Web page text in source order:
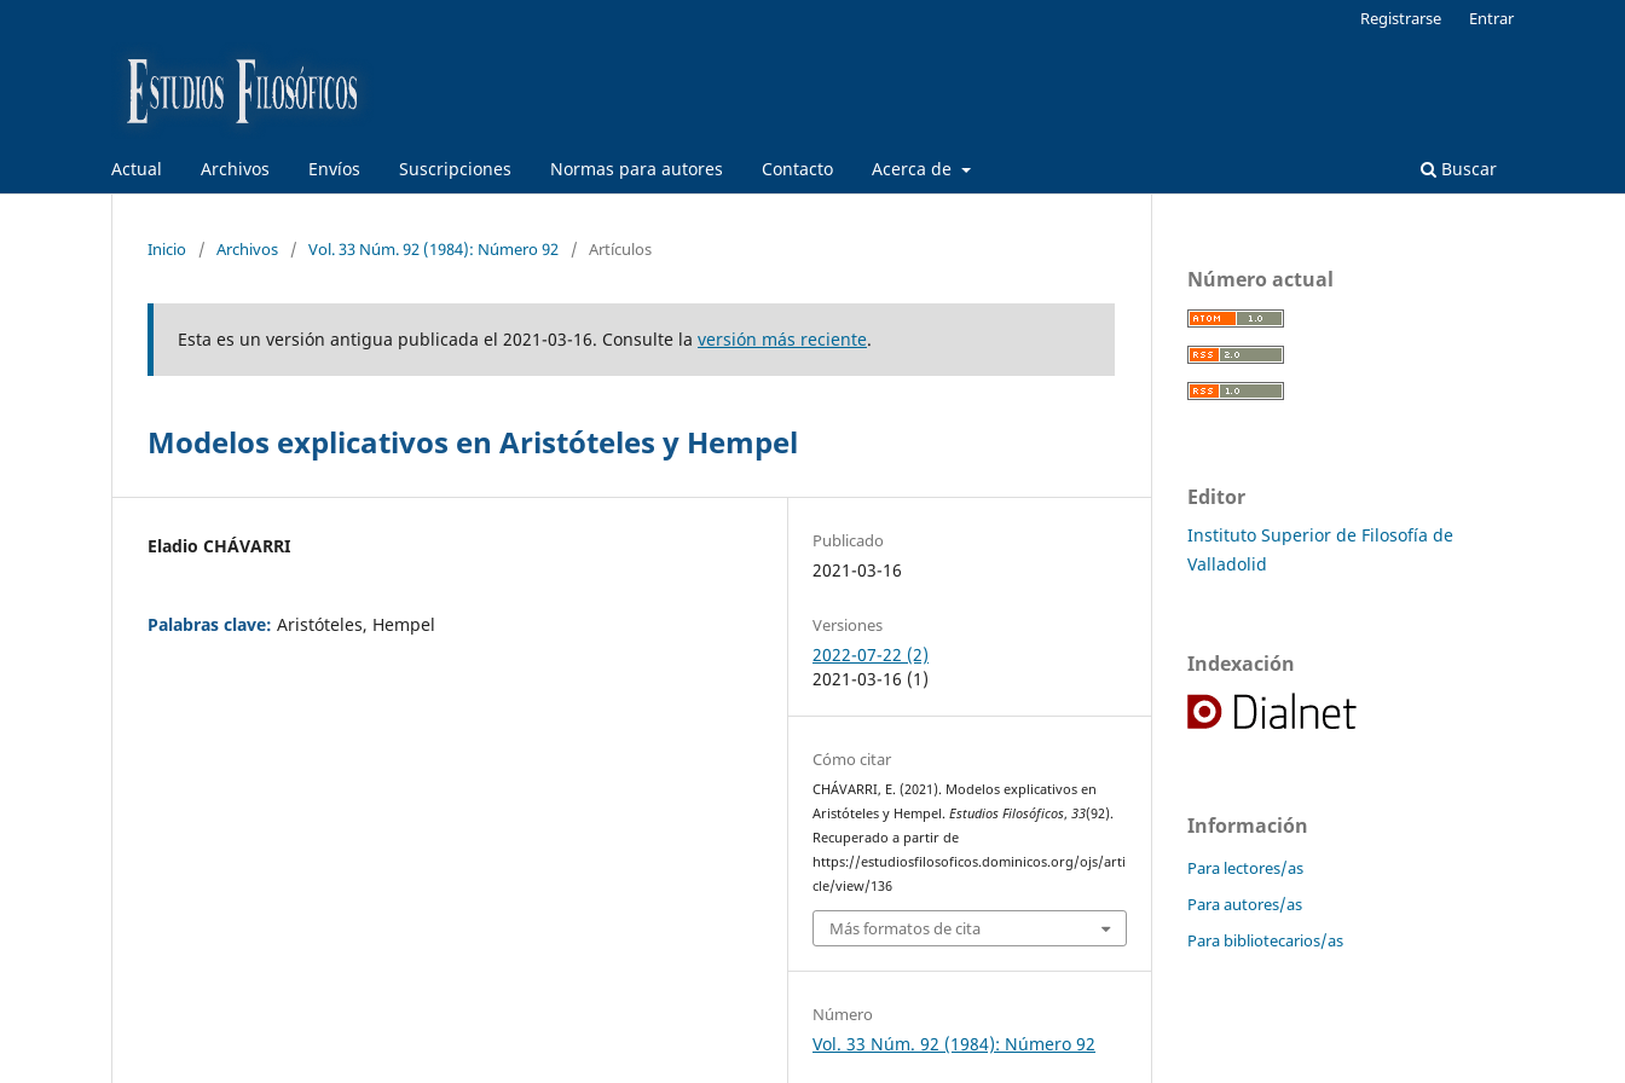
Actual Archivos Envíos Suscripciones Normas para autores Contacto Acerca de Buscar
Registrarse Entrar
Inicio / Archivos / Vol. 33 Núm. 92 (1984): Número 92 / Artículos
Esta es un versión antigua publicada el 2021-03-16. Consulte la versión más reciente.
Modelos explicativos en Aristóteles y Hempel
Eladio CHÁVARRI
Palabras clave: Aristóteles, Hempel
Publicado
2021-03-16
Versiones
2022-07-22 (2)
2021-03-16 (1)
Cómo citar
CHÁVARRI, E. (2021). Modelos explicativos en
Aristóteles y Hempel.Estudios Filosóficos,33(92).
Recuperado a partir de
https://estudiosfilosoficos.dominicos.org/ojs/arti
cle/view/136
Más formatos de cita
Número
Vol. 33 Núm. 92 (1984): Número 92
Número actual
Editor
Instituto Superior de Filosofía de
Valladolid
Indexación
Información
Para lectores/as
Para autores/as
Para bibliotecarios/as